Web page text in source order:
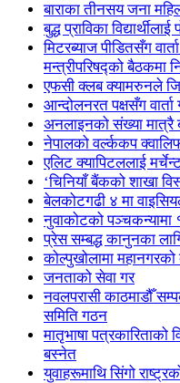
बाराका तीनसय जना
बुद्ध प्राविका
मिटरब्याज पीडितसँग
मन्त्रीपरिषद्को बैठकमा
एफसी क्लब क्यामरुनले
आन्दोलनरत पक्षसँग वार्ता
अनलाइनको संख्या मात्रै
नेपालको वर्ल्ककप
एलिट क्यापिटललाई
‘चिनियाँ बैंकको शाखा
बेलकोटगढी ४ मा
नुवाकोटको
प्रेस सम्बद्ध कानुनका
कोल्पुखोलामा महानगरको
जनताको सेवा गर
नवलपरासी काठमाडौँ
समिति गठन
मातृभाषा
बस्नेत
युवाहरूमाथि सिंगो